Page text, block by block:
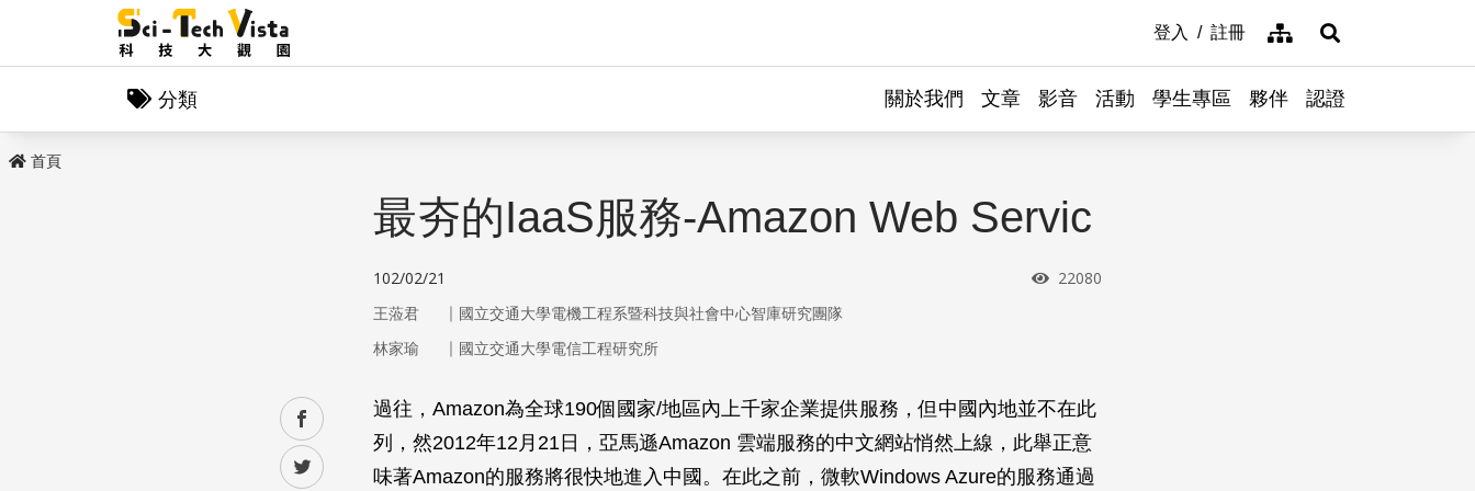
登入 註冊 網站導覽展開搜尋
分類 關於我們 文章 影音 活動 學生專區 夥伴 認證
首頁
facebook
twitter
最夯的IaaS服務-Amazon Web Servic
102/02/21 瀏覽次數
22080
王蒞君 ｜ 國立交通大學電機工程系暨科技與社會中心智庫研究團隊
林家瑜
｜ 國立交通大學電信工程研究所
過往，Amazon為全球190個國家/地區內上千家企業提供服務，但中國內地並不在此
列，然2012年12月21日，亞馬遜Amazon 雲端服務的中文網站悄然上線，此舉正意
味著Amazon的服務將很快地進入中國。在此之前，微軟Windows Azure的服務通過